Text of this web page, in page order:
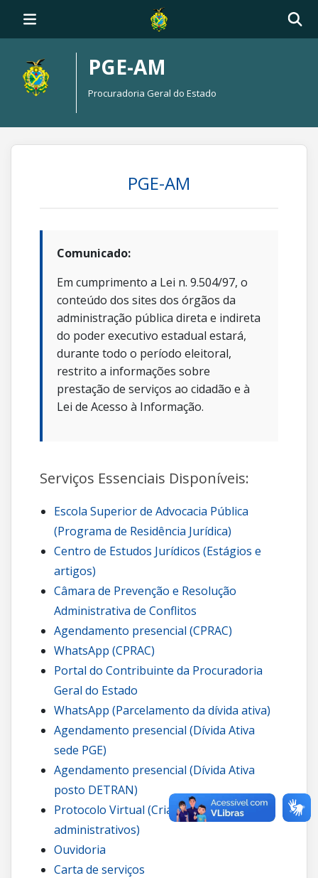
PGE-AM
Procuradoria Geral do Estado
PGE-AM
Comunicado:
Em cumprimento a Lei n. 9.504/97, o
conteúdo dos sites dos órgãos da
administração pública direta e indireta
do poder executivo estadual estará,
durante todo o período eleitoral,
restrito a informações sobre
prestação de serviços ao cidadão e à
Lei de Acesso à Informação.
Serviços Essenciais Disponíveis:
Escola Superior de Advocacia Pública
(Programa de Residência Jurídica)
Centro de Estudos Jurídicos (Estágios e
artigos)
Câmara de Prevenção e Resolução
Administrativa de Conflitos
Agendamento presencial (CPRAC)
WhatsApp (CPRAC)
Portal do Contribuinte da Procuradoria
Geral do Estado
WhatsApp (Parcelamento da dívida ativa)
Agendamento presencial (Dívida Ativa
sede PGE)
Agendamento presencial (Dívida Ativa
posto DETRAN)
Protocolo Virtual (Criação de processos
administrativos)
Ouvidoria
Carta de serviços